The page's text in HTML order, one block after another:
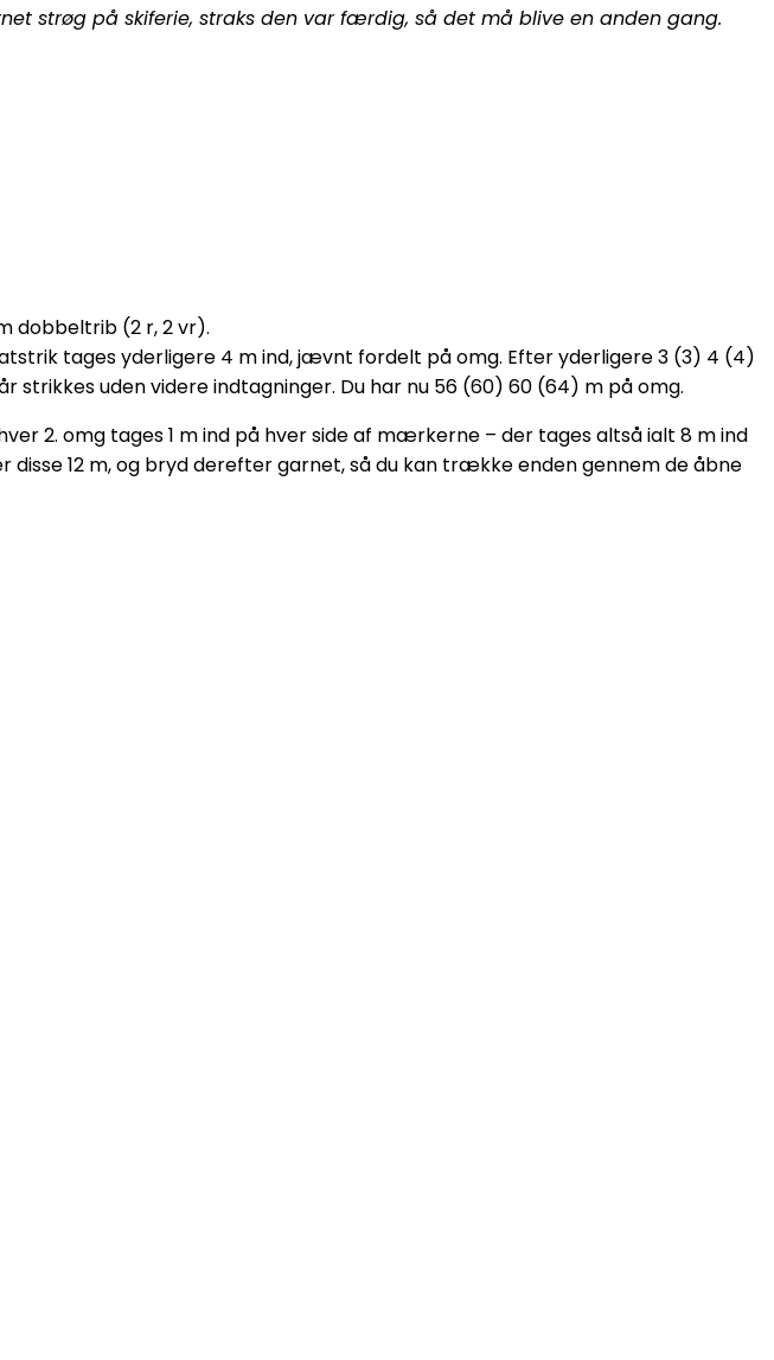
strøg på skiferie, straks den var færdig, så det må blive en anden gang.
dobbeltrib (2 r, 2 vr).
tages yderligere 4 m ind, jævnt fordelt på omg. Efter yderligere 3 (3) 4 (4)
uden videre indtagninger. Du har nu 56 (60) 60 (64) m på omg.
2. omg tages 1 m ind på hver side af mærkerne – der tages altså ialt 8 m ind
12 m, og bryd derefter garnet, så du kan trække enden gennem de åbne